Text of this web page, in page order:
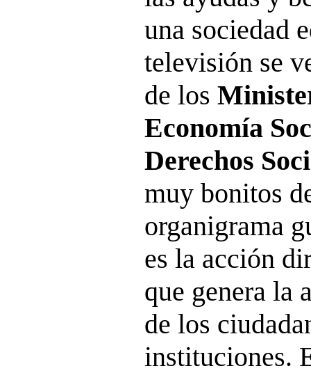
una sociedad
televisión se
de los
Economía
Derechos
muy bonitos
organigrama
es la acción
que genera la
de los
instituciones.